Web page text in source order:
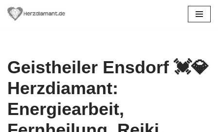
Geistheiler Ensdorf 💓️💎
Herzdiamant:
Energiearbeit,